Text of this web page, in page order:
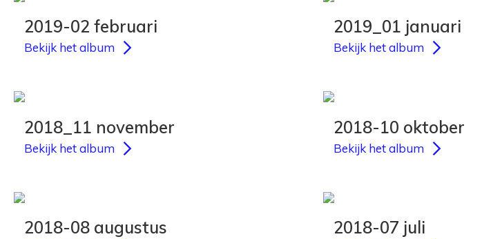
2019-02 februari
Bekijk het album
2019_01 januari
Bekijk het album
2018_11 november
Bekijk het album
2018-10 oktober
Bekijk het album
2018-08 augustus 2018-07 juli